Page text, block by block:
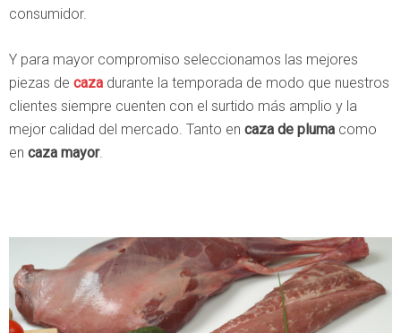
consumidor.
Y para mayor compromiso seleccionamos las mejores
piezas de caza durante la temporada de modo que nuestros
clientes siempre cuenten con el surtido más amplio y la
mejor calidad del mercado. Tanto en caza de pluma como
en caza mayor.